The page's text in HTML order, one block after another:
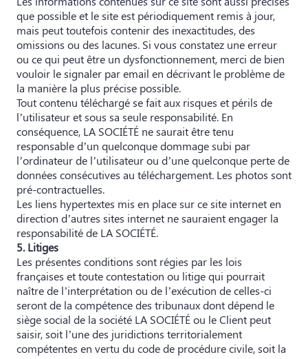
que possible et le site est périodiquement remis à jour,
mais peut toutefois contenir des inexactitudes, des
omissions ou des lacunes. Si vous constatez une erreur
ou ce qui peut être un dysfonctionnement, merci de bien
vouloir le signaler par email en décrivant le problème de
la manière la plus précise possible.
Tout contenu téléchargé se fait aux risques et périls de
l’utilisateur et sous sa seule responsabilité. En
conséquence, LA SOCIÉTÉ ne saurait être tenu
responsable d’un quelconque dommage subi par
l’ordinateur de l’utilisateur ou d’une quelconque perte de
données consécutives au téléchargement. Les photos sont
pré-contractuelles.
Les liens hypertextes mis en place sur ce site internet en
direction d’autres sites internet ne sauraient engager la
responsabilité de LA SOCIÉTÉ.
5. Litiges
Les présentes conditions sont régies par les lois
françaises et toute contestation ou litige qui pourrait
naître de l’interprétation ou de l’exécution de celles-ci
seront de la compétence des tribunaux dont dépend le
siège social de la société LA SOCIÉTÉ ou le Client peut
saisir, soit l’une des juridictions territorialement
compétentes en vertu du code de procédure civile, soit la